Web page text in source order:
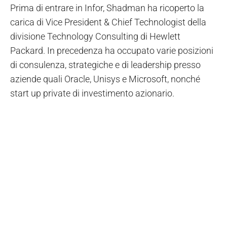
Prima di entrare in Infor, Shadman ha ricoperto la
carica di Vice President & Chief Technologist della
divisione Technology Consulting di Hewlett
Packard. In precedenza ha occupato varie posizioni
di consulenza, strategiche e di leadership presso
aziende quali Oracle, Unisys e Microsoft, nonché
start up private di investimento azionario.